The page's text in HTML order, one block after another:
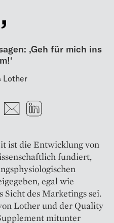
‚Geh für mich ins
Lother
Facebook
E-mail
ist die Entwicklung von
fundiert,
egal wie
Sicht des Marketings sei.
Lother und der Quality
mitunter